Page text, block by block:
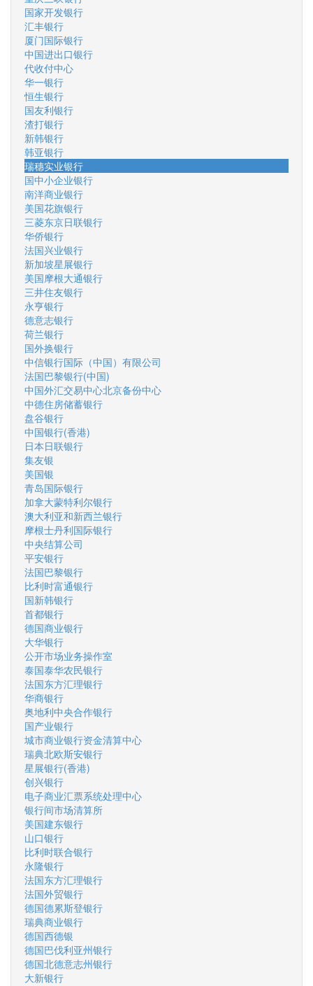
国家开发银行
汇丰银行
厦门国际银行
中国进出口银行
代收付中心
华一银行
恒生银行
国友利银行
渣打银行
新韩银行
韩亚银行
瑞穗实业银行
国中小企业银行
南洋商业银行
美国花旗银行
三菱东京日联银行
华侨银行
法国兴业银行
新加坡星展银行
美国摩根大通银行
三井住友银行
永亨银行
德意志银行
荷兰银行
国外换银行
中信银行国际（中国）有限公司
法国巴黎银行(中国)
中国外汇交易中心北京备份中心
中德住房储蓄银行
盘谷银行
中国银行(香港)
日本日联银行
集友银
美国银
青岛国际银行
加拿大蒙特利尔银行
澳大利亚和新西兰银行
摩根士丹利国际银行
中央结算公司
平安银行
法国巴黎银行
比利时富通银行
国新韩银行
首都银行
德国商业银行
大华银行
公开市场业务操作室
泰国泰华农民银行
法国东方汇理银行
华商银行
奥地利中央合作银行
国产业银行
城市商业银行资金清算中心
瑞典北欧斯安银行
星展银行(香港)
创兴银行
电子商业汇票系统处理中心
银行间市场清算所
美国建东银行
山口银行
比利时联合银行
永隆银行
法国东方汇理银行
法国外贸银行
德国德累斯登银行
瑞典商业银行
德国西德银
德国巴伐利亚州银行
德国北德意志州银行
大新银行